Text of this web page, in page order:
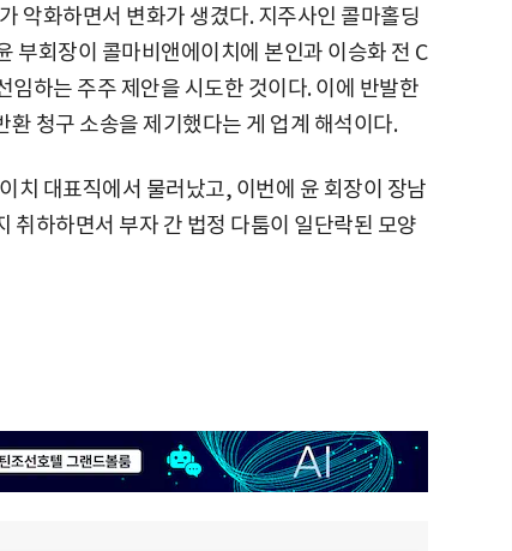
악화하면서 변화가 생겼다. 지주사인 콜마홀딩
부회장이 콜마비앤에이치에 본인과 이승화 전 C
하는 주주 제안을 시도한 것이다. 이에 반발한
청구 소송을 제기했다는 게 업계 해석이다.
치 대표직에서 물러났고, 이번에 윤 회장이 장남
취하하면서 부자 간 법정 다툼이 일단락된 모양